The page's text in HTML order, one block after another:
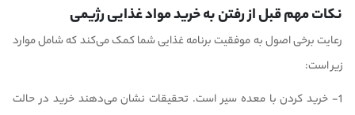
نکات مهم قبل از رفتن به خرید مواد غذایی رژیمی
رعایت برخی اصول به موفقیت برنامه غذایی شما کمک می‌کند که شامل موارد
زیر است:
1- خرید کردن با معده سیر است. تحقیقات نشان می‌دهند خرید در حالت